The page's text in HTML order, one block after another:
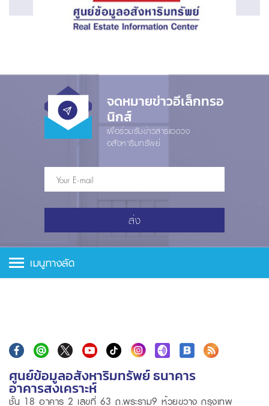
จดหมายข่าวอีเล็กทรอ
นิกส์
เพื่อร่วมรับข่าวสารแวดวง
อสังหาริมทรัพย์
ส่ง
เมนูทางลัด
ศูนย์ข้อมูลอสังหาริมทรัพย์ ธนาคาร
อาคารสงเคราะห์
ชั้น 18 อาคาร 2 เลขที่ 63 ถ.พระราม9 ห้วยขวาง กรุงเทพ